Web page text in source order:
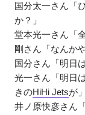
国分太一さん「
か？」
堂本光一さん「
剛さん「なんか
国分さん「明日は
光一さん「明日
きのHiHi Jetsが」
井ノ原快彦さん